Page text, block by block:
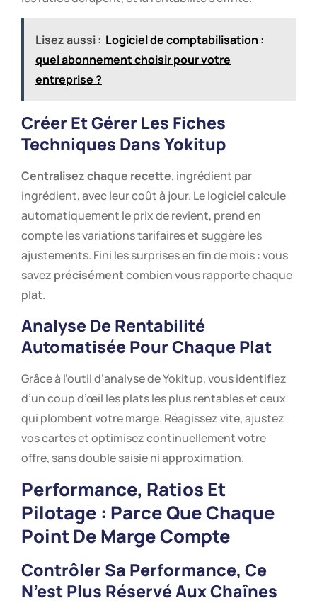
Lisez aussi : Logiciel de comptabilisation :
quel abonnement choisir pour votre
entreprise ?
Créer Et Gérer Les Fiches
Techniques Dans Yokitup
Centralisez chaque recette, ingrédient par
ingrédient, avec leur coût à jour. Le logiciel calcule
automatiquement le prix de revient, prend en
compte les variations tarifaires et suggère les
ajustements. Fini les surprises en fin de mois : vous
savez précisémentcombien vous rapporte chaque
plat.
Analyse De Rentabilité
Automatisée Pour Chaque Plat
Grâce à l’outil d’analyse de Yokitup, vous identifiez
d’un coup d’œil les plats les plus rentables et ceux
qui plombent votre marge. Réagissez vite, ajustez
vos cartes et optimisez continuellement votre
offre, sans double saisie ni approximation.
Performance, Ratios Et
Pilotage : Parce Que Chaque
Point De Marge Compte
Contrôler Sa Performance, Ce
N’est Plus Réservé Aux Chaînes